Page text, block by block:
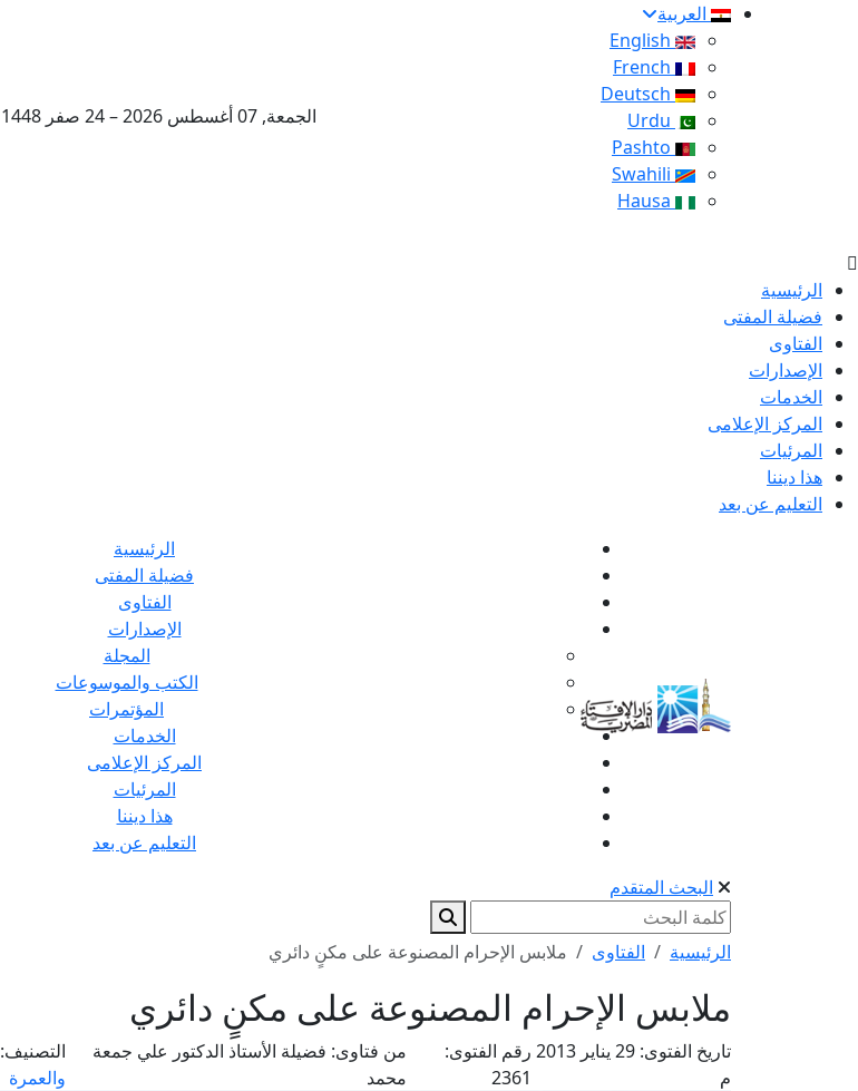
العربية
الجمعة, 07 أغسطس 2026 – 24 صفر 1448 هـ
الرئيسية
فضيلة المفتى
الفتاوى
الإصدارات
الخدمات
المركز الإعلامى
المرئيات
هذا ديننا
التعليم عن بعد
الرئيسية
فضيلة المفتى
الفتاوى
الإصدارات
المجلة
الكتب والموسوعات
المؤتمرات
الخدمات
المركز الإعلامى
المرئيات
هذا ديننا
التعليم عن بعد
البحث المتقدم
الرئيسية الفتاوى ملابس الإحرام المصنوعة على مكنٍ دائري
ملابس الإحرام المصنوعة على مكنٍ دائري
تاريخ الفتوى:
29 يناير 2013
م
رقم الفتوى:
2361
من فتاوى: فضيلة الأستاذ الدكتور علي جمعة
محمد
التصنيف:
والعمرة